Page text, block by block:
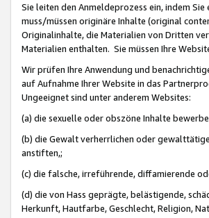
Sie leiten den Anmeldeprozess ein, indem
muss/müssen originäre Inhalte (original
Originalinhalte, die Materialien von Dritten
Materialien enthalten. Sie müssen Ihre
Wir prüfen Ihre Anwendung und
auf Aufnahme Ihrer Website in das
Ungeeignet sind unter anderem Websites:
(a) die sexuelle oder obszöne Inhalte
(b) die Gewalt verherrlichen oder
anstiften,;
(c) die falsche, irreführende, diffamierende
(d) die von Hass geprägte, belästigende,
Herkunft, Hautfarbe, Geschlecht, Religion,